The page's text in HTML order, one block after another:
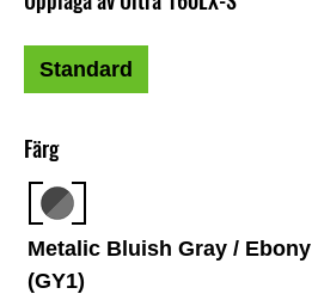
Färg
Metalic Bluish Gray / Ebony
(GY1)
Standard